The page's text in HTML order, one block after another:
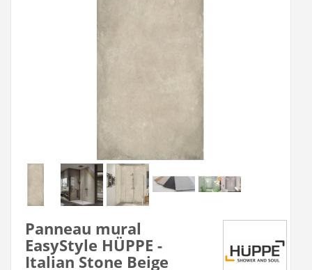
Panneau mural
EasyStyle HÜPPE -
Italian Stone Beige